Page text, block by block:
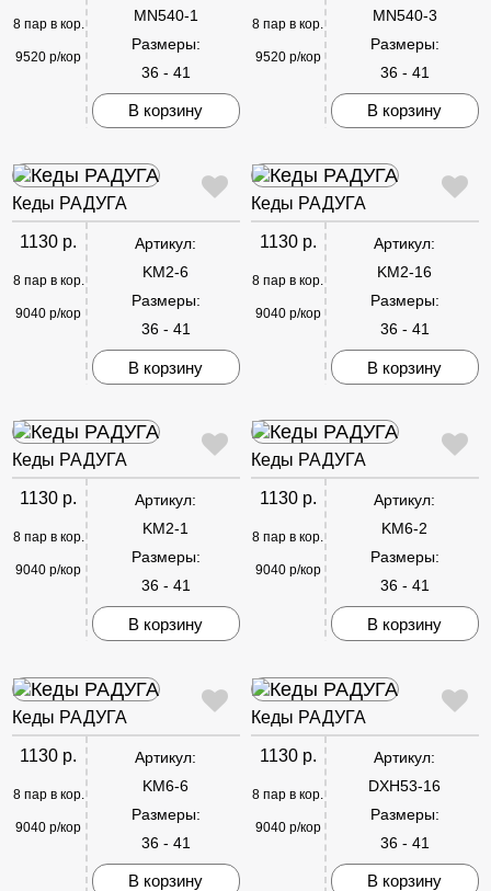
8 пар в кор.
9520 р/кор
MN540-1
Размеры:
36 - 41
В корзину
8 пар в кор.
9520 р/кор
MN540-3
Размеры:
36 - 41
В корзину
Кеды РАДУГА
1130 р.
8 пар в кор.
9040 р/кор
Артикул:
KM2-6
Размеры:
36 - 41
В корзину
Кеды РАДУГА
1130 р.
8 пар в кор.
9040 р/кор
Артикул:
KM2-16
Размеры:
36 - 41
В корзину
Кеды РАДУГА
1130 р.
8 пар в кор.
9040 р/кор
Артикул:
KM2-1
Размеры:
36 - 41
В корзину
Кеды РАДУГА
1130 р.
8 пар в кор.
9040 р/кор
Артикул:
KM6-2
Размеры:
36 - 41
В корзину
Кеды РАДУГА
1130 р.
8 пар в кор.
9040 р/кор
Артикул:
KM6-6
Размеры:
36 - 41
В корзину
Кеды РАДУГА
1130 р.
8 пар в кор.
9040 р/кор
Артикул:
DXH53-16
Размеры:
36 - 41
В корзину